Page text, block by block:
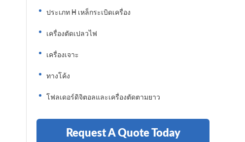
ประเภท H เหล็กระเบิดเครื่อง
เครื่องตัดเปลวไฟ
เครื่องเจาะ
ทางโค้ง
โฟลเดอร์ดิจิตอลและเครื่องตัดตามยาว
Request A Quote Today